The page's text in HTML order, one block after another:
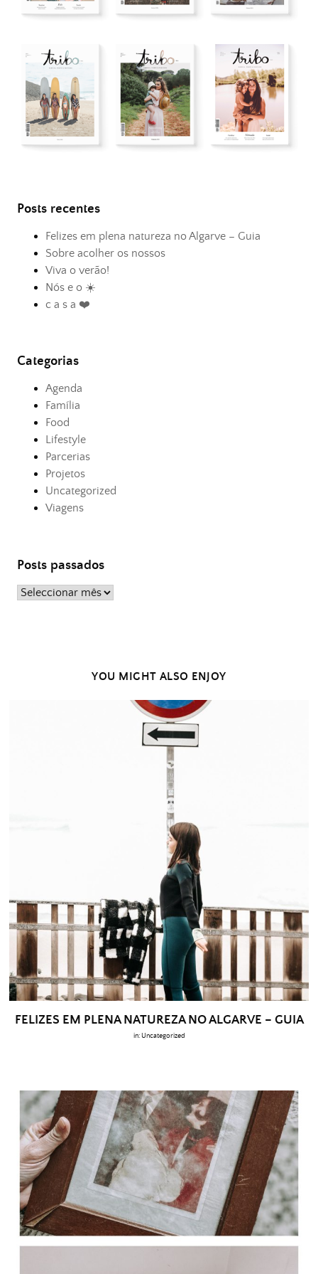
Posts recentes
Felizes em plena natureza no Algarve – Guia
Sobre acolher os nossos
Viva o verão!
Nós e o ☀️
c a s a ❤️
Categorias
Agenda
Família
Food
Lifestyle
Parcerias
Projetos
Uncategorized
Viagens
Posts passados
Posts
YOU MIGHT ALSO ENJOY
FELIZES EM PLENA NATUREZA NO ALGARVE – GUIA
in: Uncategorized